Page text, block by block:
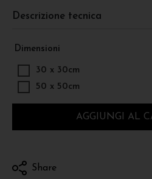
Descrizione tecnica
Dimensioni
30 x 30cm
50 x 50cm
AGGIUNGI AL
Share